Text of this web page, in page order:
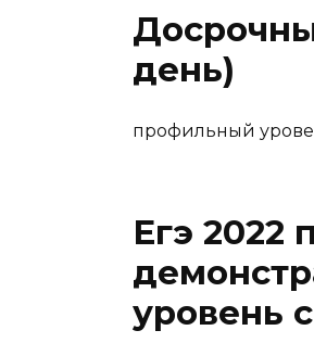
день)
профильный
Егэ 2022
уровень